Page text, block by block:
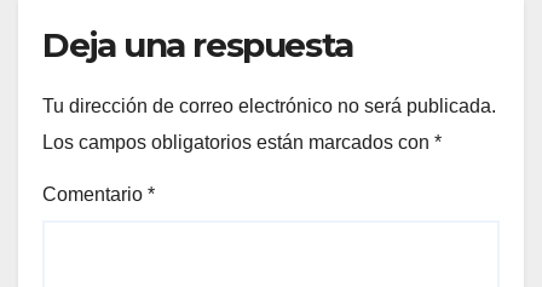
Deja una respuesta
Tu dirección de correo electrónico no será publicada.
Los campos obligatorios están marcados con *
Comentario *